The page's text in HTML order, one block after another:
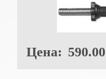
Цена: